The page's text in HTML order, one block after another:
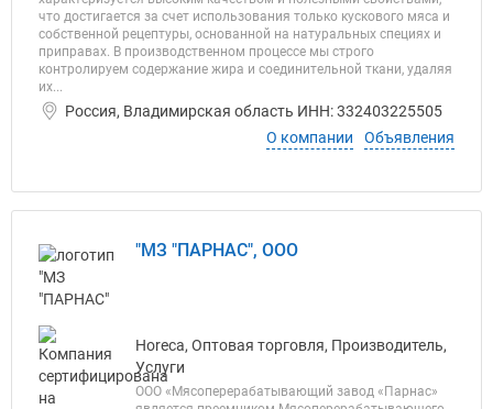
что достигается за счет использования только кускового мяса и
собственной рецептуры, основанной на натуральных специях и
приправах. В производственном процессе мы строго
контролируем содержание жира и соединительной ткани, удаляя
их...
Россия, Владимирская область ИНН: 332403225505
О компании
Объявления
"МЗ "ПАРНАС", ООО
Horeca, Оптовая торговля, Производитель,
Услуги
ООО «Мясоперерабатывающий завод «Парнас»